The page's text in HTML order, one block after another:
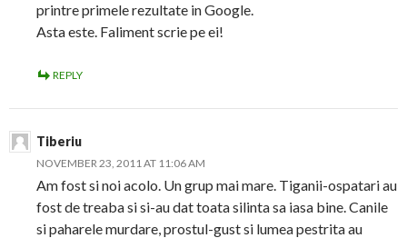
printre primele rezultate in Google.
Asta este. Faliment scrie pe ei!
REPLY
Tiberiu
NOVEMBER 23, 2011 AT 11:06 AM
Am fost si noi acolo. Un grup mai mare. Tiganii-ospatari au
fost de treaba si si-au dat toata silinta sa iasa bine. Canile
si paharele murdare, prostul-gust si lumea pestrita au